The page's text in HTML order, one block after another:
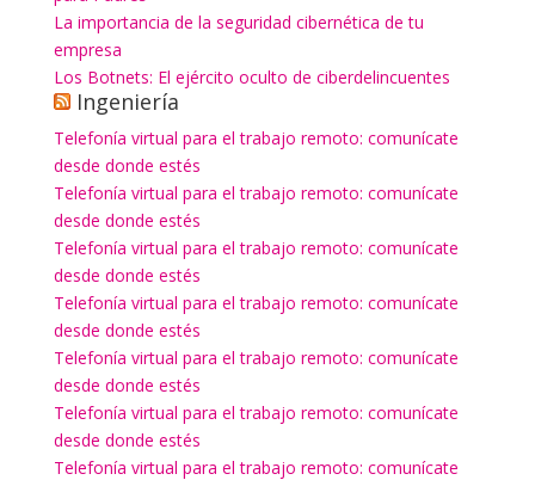
La importancia de la seguridad cibernética de tu
empresa
Los Botnets: El ejército oculto de ciberdelincuentes
Ingeniería
Telefonía virtual para el trabajo remoto: comunícate
desde donde estés
Telefonía virtual para el trabajo remoto: comunícate
desde donde estés
Telefonía virtual para el trabajo remoto: comunícate
desde donde estés
Telefonía virtual para el trabajo remoto: comunícate
desde donde estés
Telefonía virtual para el trabajo remoto: comunícate
desde donde estés
Telefonía virtual para el trabajo remoto: comunícate
desde donde estés
Telefonía virtual para el trabajo remoto: comunícate